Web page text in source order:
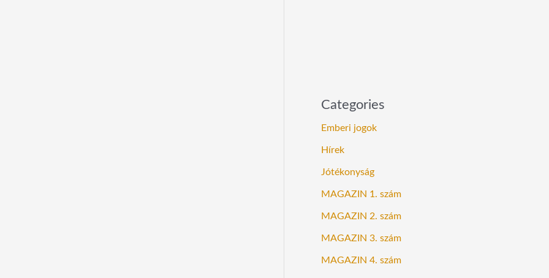
Categories
Emberi jogok
Hírek
Jótékonyság
MAGAZIN 1. szám
MAGAZIN 2. szám
MAGAZIN 3. szám
MAGAZIN 4. szám